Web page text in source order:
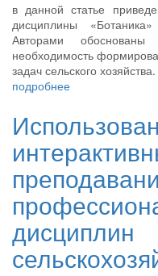
в данной статье
дисциплины
Авторами
необходимость
задач сельского хозяйства.
подробнее